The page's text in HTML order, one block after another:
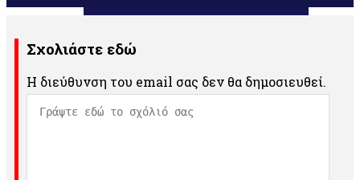
Σχολιάστε εδώ
Η διεύθυνση του email σας δεν θα δημοσιευθεί.